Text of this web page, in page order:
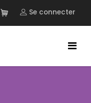
Se connecter